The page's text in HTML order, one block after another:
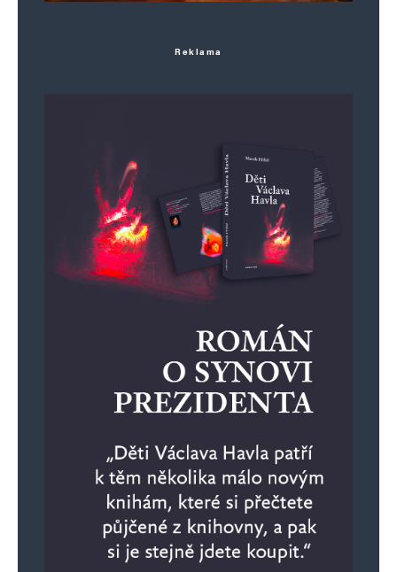
Reklama